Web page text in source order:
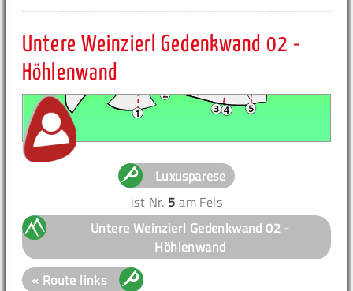
Untere Weinzierl Gedenkwand 02 -
Höhlenwand
Luxusparese
ist Nr. 5 am Fels
Untere Weinzierl Gedenkwand 02 -
Höhlenwand
« Route links